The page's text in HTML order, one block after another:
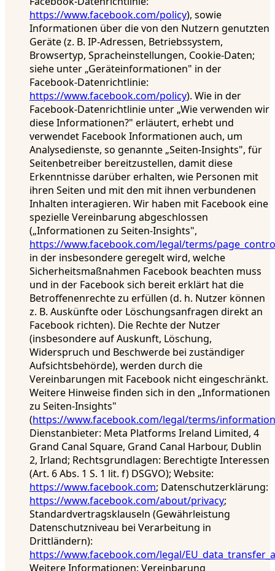
https://www.facebook.com/policy), sowie
Informationen über die von den Nutzern genutzten
Geräte (z. B. IP-Adressen, Betriebssystem,
Browsertyp, Spracheinstellungen, Cookie-Daten;
siehe unter „Geräteinformationen" in der
Facebook-Datenrichtlinie:
https://www.facebook.com/policy). Wie in der
Facebook-Datenrichtlinie unter „Wie verwenden wir
diese Informationen?" erläutert, erhebt und
verwendet Facebook Informationen auch, um
Analysedienste, so genannte „Seiten-Insights", für
Seitenbetreiber bereitzustellen, damit diese
Erkenntnisse darüber erhalten, wie Personen mit
ihren Seiten und mit den mit ihnen verbundenen
Inhalten interagieren. Wir haben mit Facebook eine
spezielle Vereinbarung abgeschlossen
(„Informationen zu Seiten-Insights",
https://www.facebook.com/legal/terms/
in der insbesondere geregelt wird, welche
Sicherheitsmaßnahmen Facebook beachten muss
und in der Facebook sich bereit erklärt hat die
Betroffenenrechte zu erfüllen (d. h. Nutzer können
z. B. Auskünfte oder Löschungsanfragen direkt an
Facebook richten). Die Rechte der Nutzer
(insbesondere auf Auskunft, Löschung,
Widerspruch und Beschwerde bei zuständiger
Aufsichtsbehörde), werden durch die
Vereinbarungen mit Facebook nicht eingeschränkt.
Weitere Hinweise finden sich in den „Informationen
zu Seiten-Insights"
(https://www.facebook.com/legal/terms/
Dienstanbieter: Meta Platforms Ireland Limited, 4
Grand Canal Square, Grand Canal Harbour, Dublin
2, Irland; Rechtsgrundlagen: Berechtigte Interessen
(Art. 6 Abs. 1 S. 1 lit. f) DSGVO); Website:
https://www.facebook.com; Datenschutzerklärung:
https://www.facebook.com/about/privacy;
Standardvertragsklauseln (Gewährleistung
Datenschutzniveau bei Verarbeitung in
Drittländern):
https://www.facebook.com/legal/
Weitere Informationen: Vereinbarung